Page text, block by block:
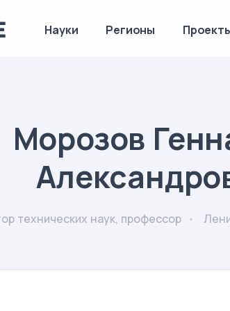
Науки Регионы
Морозов
технических наук, профессор